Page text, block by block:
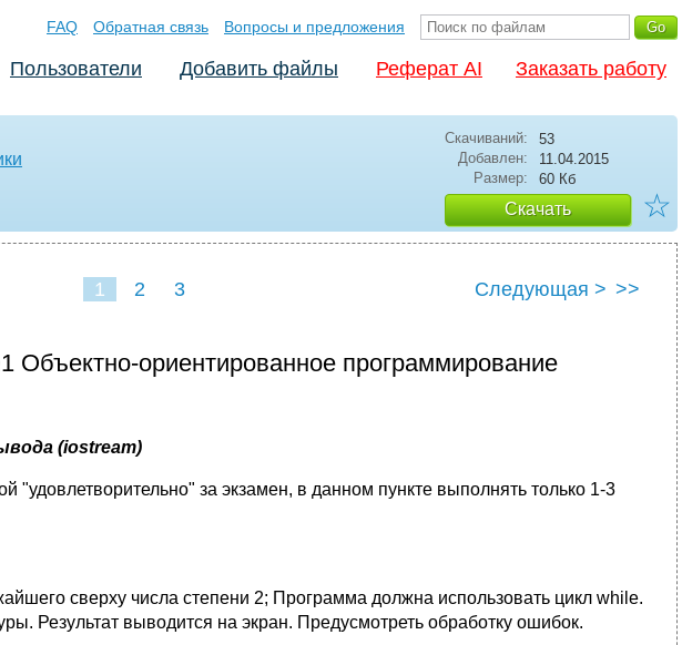
FAQ Обратная связь Вопросы и предложения
Пользователи Добавить файлы Реферат AI Заказать работу
Скачиваний:
53
Добавлен:
11.04.2015
Размер:
60 Кб
Скачать ☆
1 2 3 Следующая > >>
Объектно-ориентированное программирование
(iostream)
"удовлетворительно" за экзамен, в данном пункте выполнять только 1-3
сверху числа степени 2; Программа должна использовать цикл while.
Результат выводится на экран. Предусмотреть обработку ошибок.